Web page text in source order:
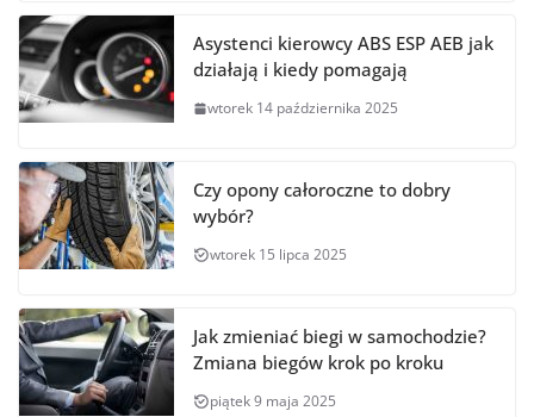
Asystenci kierowcy ABS ESP AEB jak
działają i kiedy pomagają
wtorek 14 października 2025
Czy opony całoroczne to dobry
wybór?
wtorek 15 lipca 2025
Jak zmieniać biegi w samochodzie?
Zmiana biegów krok po kroku
piątek 9 maja 2025